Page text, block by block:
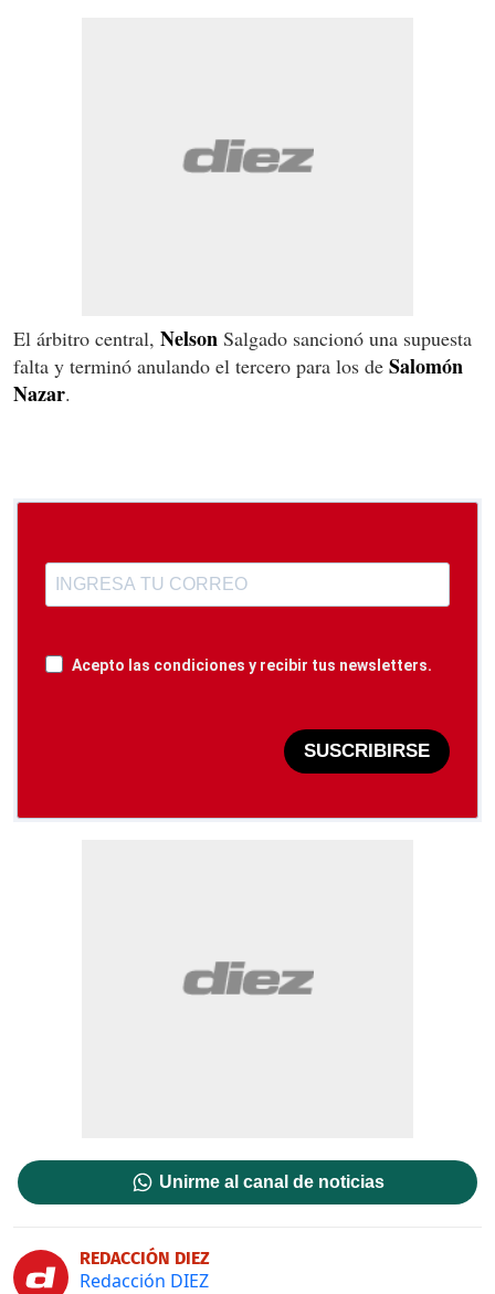
El árbitro central, Nelson Salgado sancionó una supuesta
falta y terminó anulando el tercero para los de Salomón
Nazar.
Acepto las condiciones y recibir tus newsletters.
SUSCRIBIRSE
Unirme al canal de noticias
REDACCIÓN DIEZ
Redacción DIEZ